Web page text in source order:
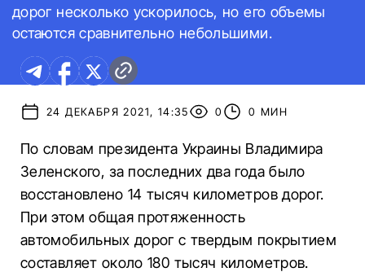
дорог несколько ускорилось, но его объемы
остаются сравнительно небольшими.
24 ДЕКАБРЯ 2021, 14:35 0 0 МИН
По словам президента Украины Владимира
Зеленского, за последних два года было
восстановлено 14 тысяч километров дорог.
При этом общая протяженность
автомобильных дорог с твердым покрытием
составляет около 180 тысяч километров.